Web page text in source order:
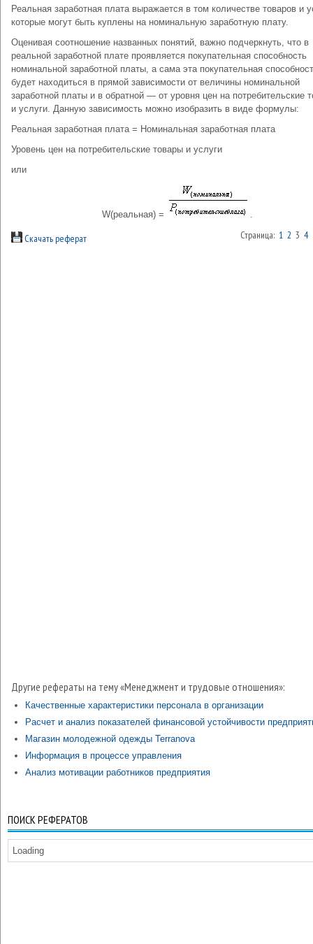
Реальная заработная плата выражается в том количестве товаров и
которые могут быть куплены на номинальную заработную плату.
Оценивая соотношение названных понятий, важно подчерк­нуть, что в
реальной заработной плате проявляется покупатель­ная способность
номинальной заработной платы, а сама эта покупательная
будет находиться в прямой зависи­мости от величины номинальной
заработной платы и в обрат­ной — от уровня цен на потребительские
и услуги. Данную зависимость можно изобразить в виде формулы:
Реальная заработная плата = Номинальная заработная плата
Уровень цен на потребительские товары и услуги
или
W(реальная) = .
Скачать реферат Страница: 1 2 3 4
Другие рефераты на тему «Менеджмент и трудовые отношения»:
Качественные характеристики персонала в организации
Расчет и анализ показателей финансовой устойчивости
Магазин молодежной одежды Terranova
Информация в процессе управления
Анализ мотивации работников предприятия
ПОИСК РЕФЕРАТОВ
Loading